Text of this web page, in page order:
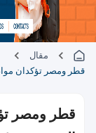
مقال
قطر ومصر تؤكدان
قطر ومصر